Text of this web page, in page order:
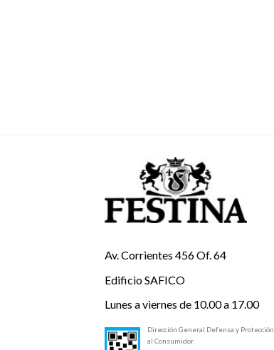
Av. Corrientes 456 Of. 64
Edificio SAFICO
Lunes a viernes de 10.00 a 17.00
Dirección General Defensa y Protección
al Consumidor.